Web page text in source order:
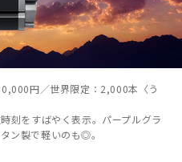
円／世界限定：2,000本〈う
刻をすばやく表示。パープルグラ
ン製で軽いのも◎。